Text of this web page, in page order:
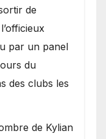
de
par un panel
du
des clubs les
de Kylian